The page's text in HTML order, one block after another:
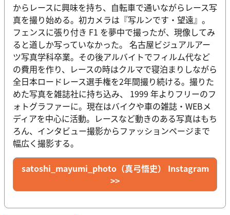
からレースに興味を持ち、自転車で通いながらレース写
真を撮り始める。初カメラは『写ルンです・望遠』。
フェンスに張り付き F1 を夢中で撮ったが、現像してみ
ると道しか写っていなかった。 名古屋ビジュアルアー
ツ写真学科卒業。その後アルバイトでフィルム代など
の費用を作り、レースの時はクルマで寝泊まりしながら
全日本ロードレース選手権を2年間撮り続ける。撮りた
めた写真を雑誌社に持ち込み、 1999 年よりフリーのフ
ォトグラファーに。現在はバイクや車の雑誌・WEBメ
ディアを中心に活動。レースなど動きのある写真はもち
ろん、インタビュー撮影からファッションページまで
幅広く撮影する。
satoshi_mayumi_photo（真弓悟史） Instagram
>>